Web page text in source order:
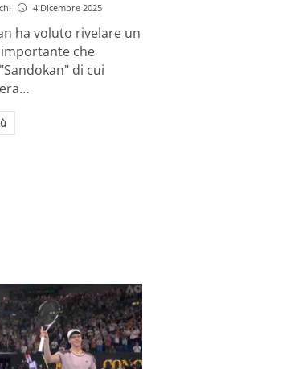
4 Dicembre 2025
ha voluto rivelare un
che
di cui